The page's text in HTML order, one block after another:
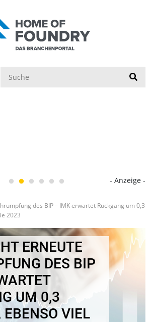
- Anzeige -
des BIP – IMK erwartet Rückgang um 0,3
2023
ERNEUTE
DES BIP
UM 0,3
EBENSO VIEL